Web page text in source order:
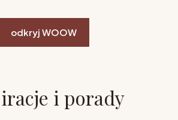
odkryj WOOW
i porady